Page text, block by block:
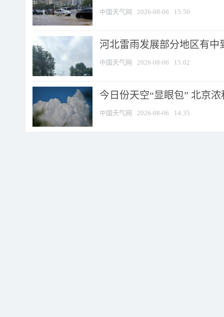
中国天气网 2026-08-06 15:50
河北雷雨发展部分地区有中
中国天气网 2026-08-06 15:02
今日份天空“显眼包” 北京
中国天气网 2026-08-06 14:35